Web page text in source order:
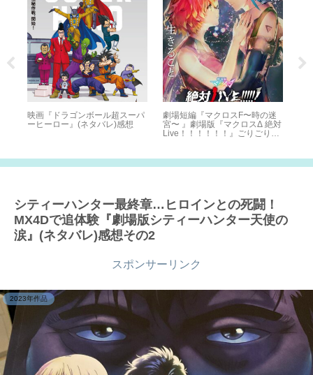
映画『ドラゴンボール超スーパ
ーヒーロー』(ネタバレ)感想
劇場短編『マクロスF〜時の迷
宮〜 』劇場版『マクロスΔ 絶対
Live！！！！！！』ごりごりの
シティーハンター最終章…ヒロインとの死闘！
MX4Dで追体験『劇場版シティーハンター天使の
涙』(ネタバレ)感想その2
スポンサーリンク
2023年作品